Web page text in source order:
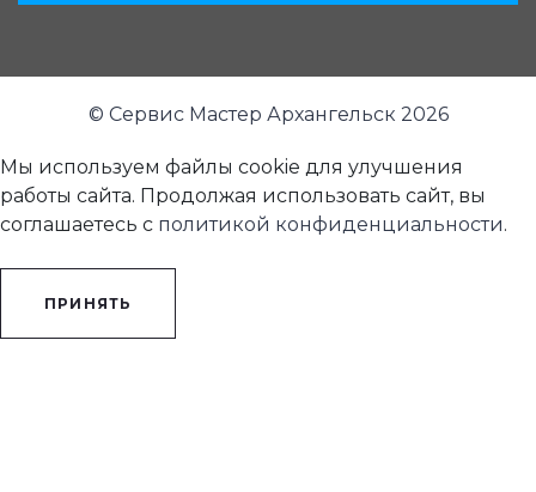
© Сервис Мастер Архангельск 2026
Мы используем файлы cookie для улучшения
работы сайта. Продолжая использовать сайт, вы
соглашаетесь с политикой конфиденциальности.
ПРИНЯТЬ